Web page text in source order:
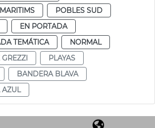
POBLES SUD
EN PORTADA
TEMÁTICA
NORMAL
PLAYAS
BANDERA BLAVA
AZUL